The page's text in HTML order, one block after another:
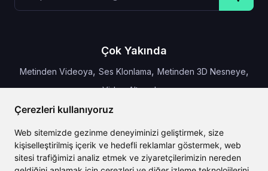
Çerezleri kullanıyoruz
Web sitemizde gezinme deneyiminizi geliştirmek, size
kişiselleştirilmiş içerik ve hedefli reklamlar göstermek, web
sitesi trafiğimizi analiz etmek ve ziyaretçilerimizin nereden
Çok Yakında
Metinden Videoya, Ses Klonlama, Metinden 3D Nesneye,
Video Altyazıları
CLAILA, dünya çapında mevcut olan en iyi yapay zeka
özelliklerini bir araya getirir